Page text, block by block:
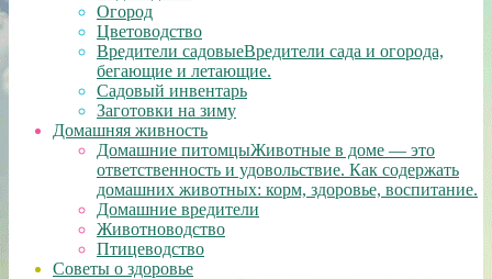
Огород
Цветоводство
Вредители садовыеВредители сада и огорода,
бегающие и летающие.
Садовый инвентарь
Заготовки на зиму
Домашняя живность
Домашние питомцыЖивотные в доме — это
ответственность и удовольствие. Как содержать
домашних животных: корм, здоровье, воспитание.
Домашние вредители
Животноводство
Птицеводство
Советы о здоровье